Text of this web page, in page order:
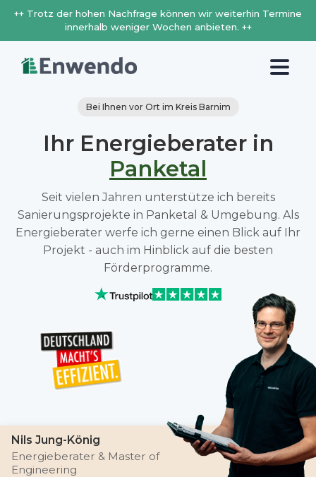
++ Trotz der hohen Nachfrage können wir weiterhin Termine
innerhalb weniger Wochen anbieten. ++
Bei Ihnen vor Ort im Kreis Barnim
Ihr Energieberater in
Panketal
Seit vielen Jahren unterstütze ich bereits
Sanierungsprojekte in Panketal & Umgebung. Als
Energieberater werfe ich gerne einen Blick auf Ihr
Projekt - auch im Hinblick auf die besten
Förderprogramme.
Nils Jung-König
Energieberater & Master of
Engineering